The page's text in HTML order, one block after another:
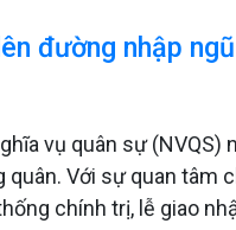
đường nhập ngũ
vụ quân sự
Với sự quan tâm
chính trị, lễ giao